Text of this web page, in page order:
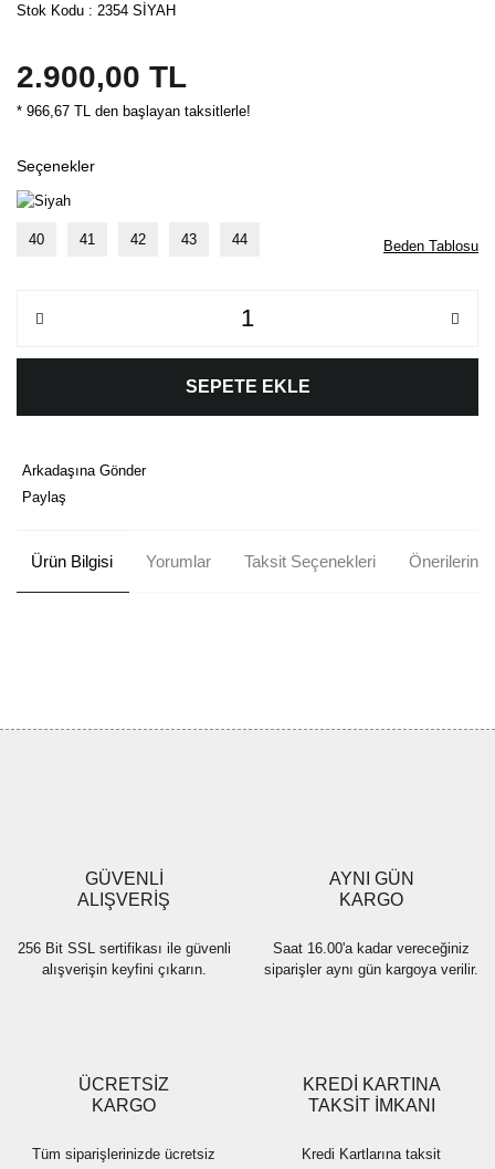
Stok Kodu : 2354 SİYAH
2.900,00 TL
* 966,67 TL den başlayan taksitlerle!
Seçenekler
40 41 42 43 44 Beden Tablosu
SEPETE EKLE
Arkadaşına Gönder
Paylaş
Ürün Bilgisi Yorumlar Taksit Seçenekleri Önerileriniz
Ürün fiyatı diğer sitelerden daha pahalı.
Bu ürüne benzer farklı alternatifler olmalı.
GÜVENLİ
ALIŞVERİŞ
256 Bit SSL sertifikası ile güvenli
alışverişin keyfini çıkarın.
AYNI GÜN
KARGO
Saat 16.00'a kadar vereceğiniz
siparişler aynı gün kargoya verilir.
ÜCRETSİZ
KARGO
Tüm siparişlerinizde ücretsiz
KREDİ KARTINA
TAKSİT İMKANI
Kredi Kartlarına taksit